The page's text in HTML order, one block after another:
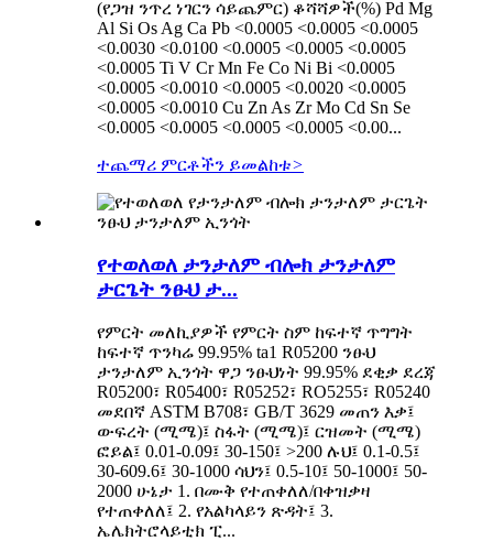
(የጋዝ ንጥረ ነገርን ሳይጨምር) ቆሻሻዎች(%) Pd Mg
Al Si Os Ag Ca Pb <0.0005 <0.0005 <0.0005
<0.0030 <0.0100 <0.0005 <0.0005 <0.0005
<0.0005 Ti V Cr Mn Fe Co Ni Bi <0.0005
<0.0005 <0.0010 <0.0005 <0.0020 <0.0005
<0.0005 <0.0010 Cu Zn As Zr Mo Cd Sn Se
<0.0005 <0.0005 <0.0005 <0.0005 <0.00...
ተጨማሪ ምርቶችን ይመልከቱ>
የተወለወለ ታንታለም ብሎክ ታንታለም
ታርጌት ንፁህ ታ...
የምርት መለኪያዎች የምርት ስም ከፍተኛ ጥግግት
ከፍተኛ ጥንካሬ 99.95% ta1 R05200 ንፁህ
ታንታለም ኢንጎት ዋጋ ንፁህነት 99.95% ደቂቃ ደረጃ
R05200፣ R05400፣ R05252፣ RO5255፣ R05240
መደበኛ ASTM B708፣ GB/T 3629 መጠን እቃ፤
ውፍረት (ሚሜ)፤ ስፋት (ሚሜ)፤ ርዝመት (ሚሜ)
ፎይል፤ 0.01-0.09፤ 30-150፤ >200 ሉህ፤ 0.1-0.5፤
30-609.6፤ 30-1000 ሳህን፤ 0.5-10፤ 50-1000፤ 50-
2000 ሁኔታ 1. በሙቅ የተጠቀለለ/በቀዝቃዛ
የተጠቀለለ፤ 2. የአልካላይን ጽዳት፤ 3.
ኤሌክትሮላይቲክ ፒ...